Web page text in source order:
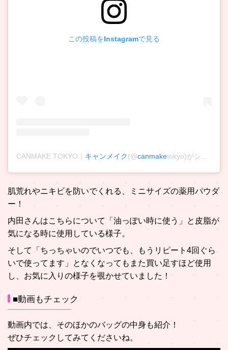
この投稿をInstagramで見る
CANMAKE TOKYO｜ キャンメイク(@canmaketokyo)がシェアした投稿
肌荒れやニキビを防いでくれる、ミニサイズの薬用パウダ
ー！
内田さんはこちらについて「油っぽい時に使う」と皮脂が
気になる時に使用している様子。
そして「ちっちゃいのでいつでも、もうリピート4回ぐら
いで使ってます」となくなってもまた買い足すほど使用
し、お気に入りの様子を覗かせていました！
■動画もチェック
動画内では、そのほかのバッグの中身も紹介！
ぜひチェックしてみてくださいね。